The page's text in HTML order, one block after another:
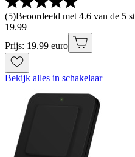
(5)Beoordeeld met 4.6 van de 5
19.99
Prijs: 19.99 euro
Bekijk alles in schakelaar